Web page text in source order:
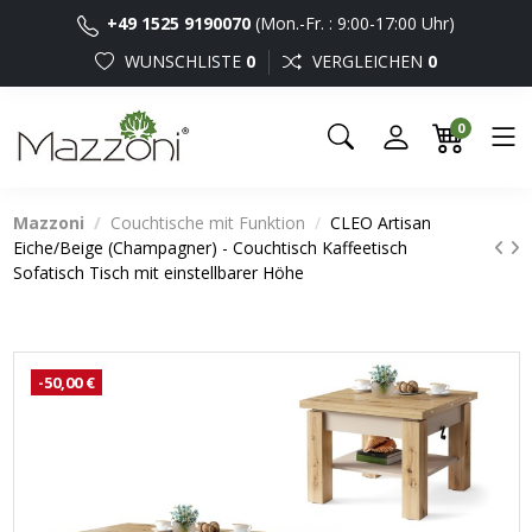
+49 1525 9190070 (Mon.-Fr. : 9:00-17:00 Uhr)
WUNSCHLISTE 0 VERGLEICHEN 0
0
Mazzoni Couchtische mit Funktion
CLEO Artisan
Eiche/Beige (Champagner) - Couchtisch Kaffeetisch
Sofatisch Tisch mit einstellbarer Höhe
-50,00 €